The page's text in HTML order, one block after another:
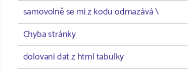
samovolně se mi z kodu odmazává \
Chyba stránky
dolovani dat z html tabulky